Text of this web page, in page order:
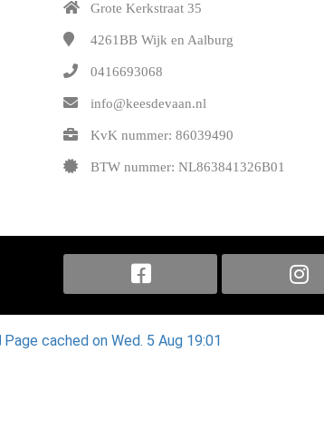
Grote Kerkstraat 35
4261BB Wijk en Aalburg
0416693068
info@keesdevaan.nl
KvK nummer: 86039490
BTW nummer: NL863841326B01
Page cached on Wed. 5 Aug 19:01